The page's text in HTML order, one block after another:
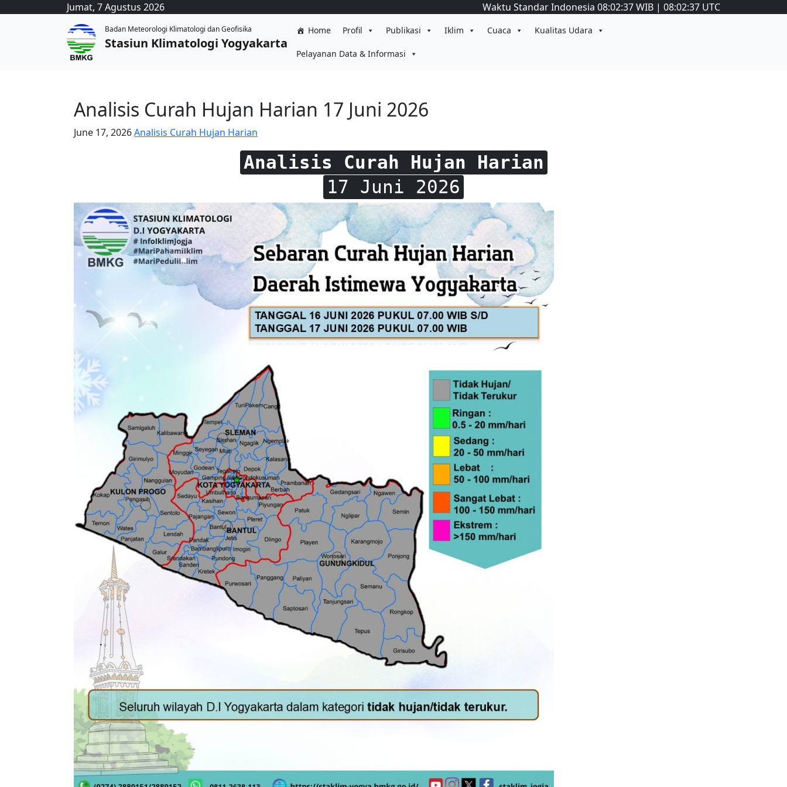
Jumat, 7 Agustus 2026 Waktu Standar Indonesia 08:02:37WIB | 08:02:37 UTC
Badan Meteorologi Klimatologi dan Geofisika
Stasiun Klimatologi Yogyakarta
Home Profil Publikasi Iklim Cuaca Kualitas Udara
Pelayanan Data & Informasi
Analisis Curah Hujan Harian 17 Juni 2026
June 17, 2026Analisis Curah Hujan Harian
Analisis Curah Hujan Harian
17 Juni 2026